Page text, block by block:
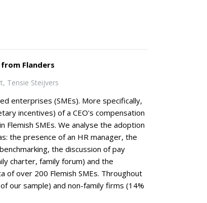
Flanders
Tensie Steijvers
enterprises (SMEs). More specifically,
incentives) of a CEO's compensation
SMEs. We analyse the adoption
the presence of an HR manager, the
the discussion of pay
charter, family forum) and the
of over 200 Flemish SMEs. Throughout
our sample) and non-family firms (14%